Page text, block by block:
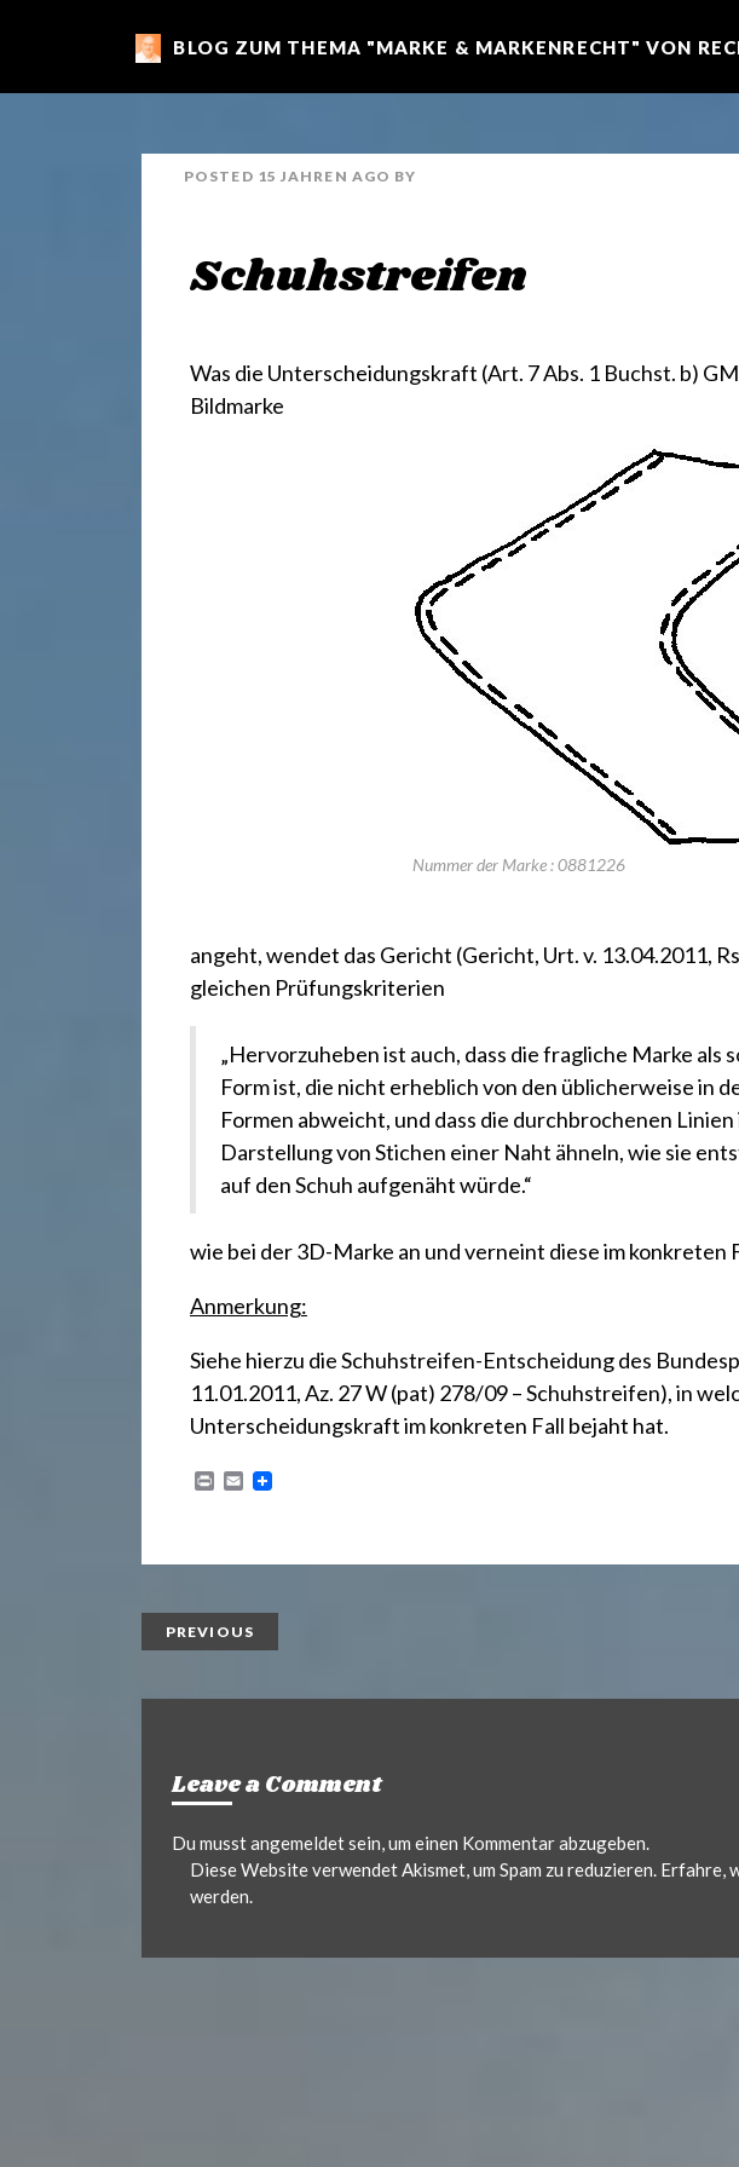
m
a
BLOG ZUM THEMA "MARKE & MARKENRECHT" VON
POSTED 15 JAHREN AGO BY
Schuhstreifen
Was die Unterscheidungskraft (Art. 7 Abs. 1 Buchst. b)
Bildmarke
Nummer der Marke : 0881226
angeht, wendet das Gericht (Gericht, Urt. v. 13.04.2011,
gleichen Prüfungskriterien
„Hervorzuheben ist auch, dass die fragliche Marke als
Form ist, die nicht erheblich von den üblicherweise in
Formen abweicht, und dass die durchbrochenen
Darstellung von Stichen einer Naht ähneln, wie sie
auf den Schuh aufgenäht würde.“
wie bei der 3D-Marke an und verneint diese im konkreten
Anmerkung:
Siehe hierzu die Schuhstreifen-Entscheidung des
11.01.2011, Az. 27 W (pat) 278/09 – Schuhstreifen), in
Unterscheidungskraft im konkreten Fall bejaht hat.
E
PREVIOUS
Leave a Comment
Du musstangemeldetsein, um einen Kommentar abzugeben.
Diese Website verwendet Akismet, um Spam zu reduzieren. Erfahre,
werden.